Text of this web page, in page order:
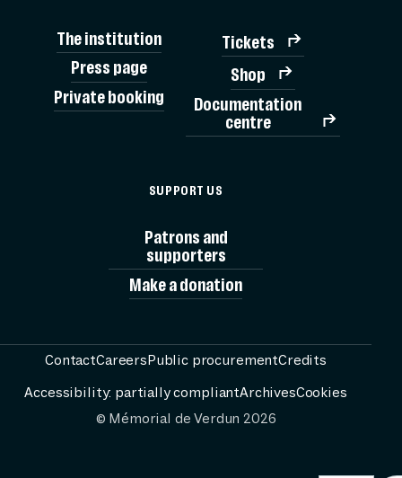
The institution
Press page
Private booking
Tickets
Shop
Documentation
centre
SUPPORT US
Patrons and
supporters
Make a donation
© Mémorial de Verdun 2026
ContactCareersPublic procurementCredits
Accessibility: partially compliantArchivesCookies